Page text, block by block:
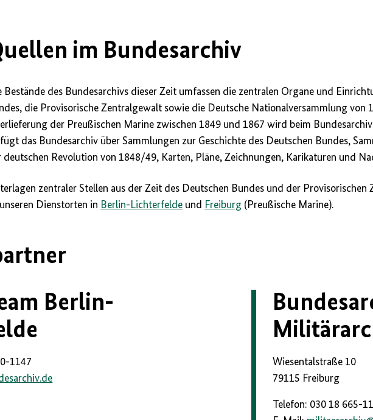
im Bundesarchiv
Bestände des Bundesarchivs dieser Zeit umfassen die zentralen Organe und
die Provisorische Zentralgewalt sowie die Deutsche Nationalversammlung von
der Preußischen Marine zwischen 1849 und 1867 wird beim
das Bundesarchiv über Sammlungen zur Geschichte des Deutschen Bundes,
deutschen Revolution von 1848/49, Karten, Pläne, Zeichnungen, Karikaturen und
zentraler Stellen aus der Zeit des Deutschen Bundes und der
Dienstorten in Berlin-Lichterfelde und Freiburg (Preußische Marine).
Berlin-
1147
Wiesentalstraße 10
79115 Freiburg
Telefon: 030 18 665-